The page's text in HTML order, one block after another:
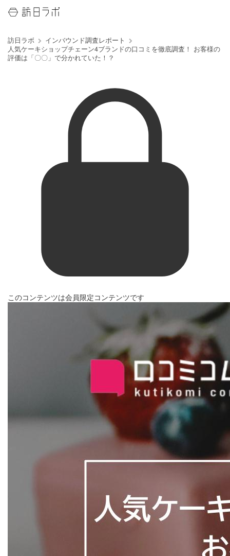
訪日ラボ
インバウンド調査レポート
人気ケーキショップチェーン4ブランドの口コミを徹底調査！ お客様の
評価は「〇〇」で分かれていた！？
このコンテンツは会員限定コンテンツです